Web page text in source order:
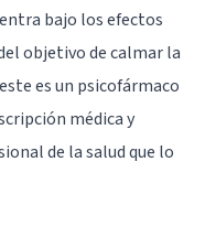
bajo los efectos
objetivo de calmar la
es un psicofármaco
médica y
de la salud que lo